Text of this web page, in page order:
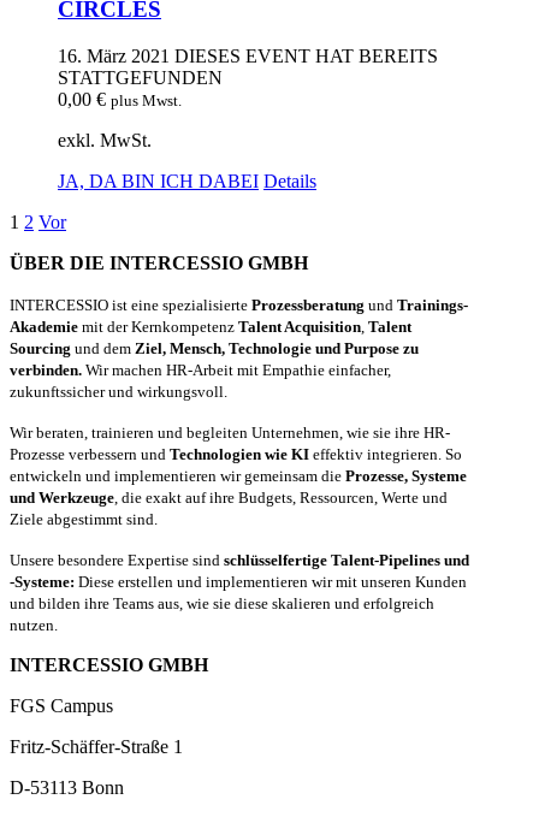
CIRCLES
16. März 2021 DIESES EVENT HAT BEREITS
STATTGEFUNDEN
0,00 € plus Mwst.
exkl. MwSt.
JA, DA BIN ICH DABEI Details
1 2 Vor
ÜBER DIE INTERCESSIO GMBH
INTERCESSIO ist eine spezialisierte Prozessberatung und Trainings-
Akademie mit der Kernkompetenz Talent Acquisition, Talent
Sourcing und dem Ziel, Mensch, Technologie und Purpose zu
verbinden. Wir machen HR-Arbeit mit Empathie einfacher,
zukunftssicher und wirkungsvoll.
Wir beraten, trainieren und begleiten Unternehmen, wie sie ihre HR-
Prozesse verbessern und Technologien wie KI effektiv integrieren. So
entwickeln und implementieren wir gemeinsam die Prozesse, Systeme
und Werkzeuge, die exakt auf ihre Budgets, Ressourcen, Werte und
Ziele abgestimmt sind.
Unsere besondere Expertise sind schlüsselfertige Talent-Pipelines und
-Systeme: Diese erstellen und implementieren wir mit unseren Kunden
und bilden ihre Teams aus, wie sie diese skalieren und erfolgreich
nutzen.
INTERCESSIO GMBH
FGS Campus
Fritz-Schäffer-Straße 1
D-53113 Bonn